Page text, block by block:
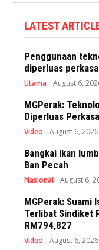
LATEST
Penggunaan
diperluas
Utama August 6,
MGPerak:
Diperluas
Video August 6, 2026
Bangkai ikan
Ban Pecah
Nasional August 6,
MGPerak: Suami
Terlibat Sindiket
RM794,827
Video August 6, 2026